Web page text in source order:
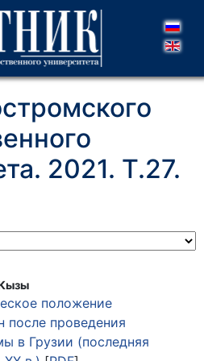
2021. Т.27.
положение
после проведения
в Грузии (последняя